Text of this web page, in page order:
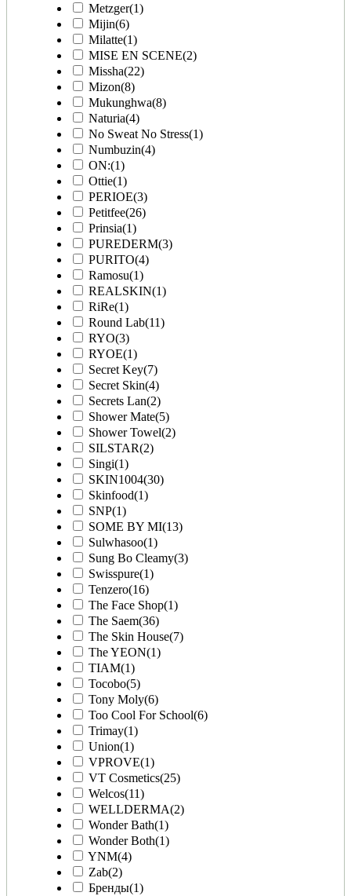
Metzger(1)
Mijin(6)
Milatte(1)
MISE EN SCENE(2)
Missha(22)
Mizon(8)
Mukunghwa(8)
Naturia(4)
No Sweat No Stress(1)
Numbuzin(4)
ON:(1)
Ottie(1)
PERIOE(3)
Petitfee(26)
Prinsia(1)
PUREDERM(3)
PURITO(4)
Ramosu(1)
REALSKIN(1)
RiRe(1)
Round Lab(11)
RYO(3)
RYOE(1)
Secret Key(7)
Secret Skin(4)
Secrets Lan(2)
Shower Mate(5)
Shower Towel(2)
SILSTAR(2)
Singi(1)
SKIN1004(30)
Skinfood(1)
SNP(1)
SOME BY MI(13)
Sulwhasoo(1)
Sung Bo Cleamy(3)
Swisspure(1)
Tenzero(16)
The Face Shop(1)
The Saem(36)
The Skin House(7)
The YEON(1)
TIAM(1)
Tocobo(5)
Tony Moly(6)
Too Cool For School(6)
Trimay(1)
Union(1)
VPROVE(1)
VT Cosmetics(25)
Welcos(11)
WELLDERMA(2)
Wonder Bath(1)
Wonder Both(1)
YNM(4)
Zab(2)
Бренды(1)